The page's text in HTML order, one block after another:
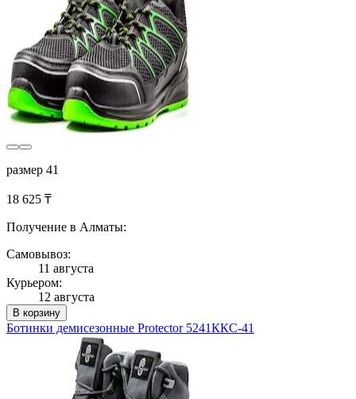
размер 41
18 625 ₸
Получение в Алматы:
Самовывоз:
11 августа
Курьером:
12 августа
В корзину
Ботинки демисезонные Protector 5241ККС-41